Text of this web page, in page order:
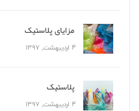
مزایای پلاستیک
۴ اردیبهشت, ۱۳۹۷
پلاستیک
۴ اردیبهشت, ۱۳۹۷